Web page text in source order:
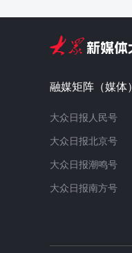
融媒矩阵（媒体）
大众日报人民号
大众日报北京号
大众日报潮鸣号
大众日报南方号